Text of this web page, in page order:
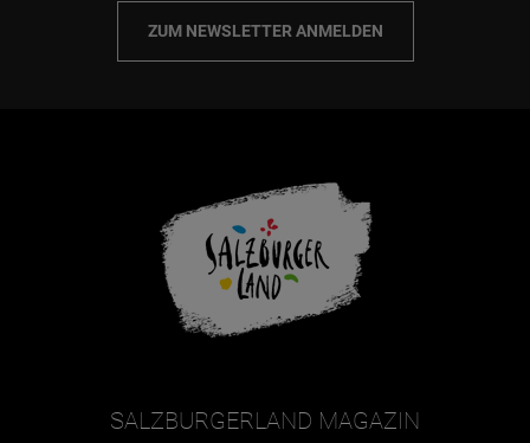
ZUM NEWSLETTER ANMELDEN
SALZBURGERLAND MAGAZIN